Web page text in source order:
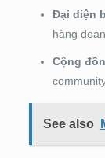
Đại diện
hàng
Cộng
See also